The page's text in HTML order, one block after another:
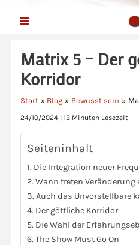
Matrix 5 – Der
Korridor
Start Blog Bewusst sein
24/10/2024 13 Minuten Lesezeit
Seiteninhalt
Die Integration neuer
Wann treten Veränderung
Auch das Unvorstellbare
Der göttliche Korridor
Die Wahl der
The Show Must Go On